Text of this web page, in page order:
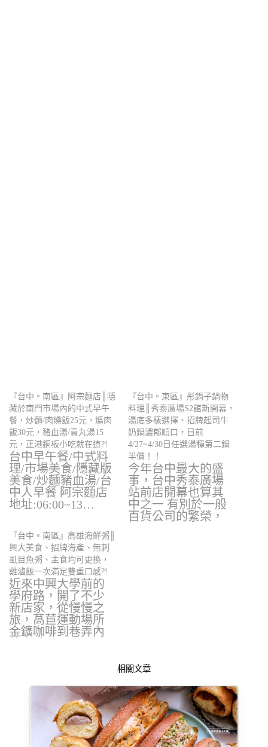
『台中。南區』阿宗麵店║隱
藏於南門市場內的中式早午
餐，炒麵/肉燥飯25元，爌肉
飯30元，豬血湯/貢丸湯15
元，正港銅板小吃就在這?!
台中早午餐/中式料
理/市場美食/隱藏版
美食/炒麵豬血湯/台
中人早餐 阿宗麵店
地址:06:00~13…
『台中。東區』彤鍋子鍋物
料理║秀泰廣場S2館新開幕，
湯底多樣選擇、招牌起司牛
奶鍋濃郁順口，目前
4/27~4/30日任選湯種第二鍋
半價！！
今年台中最大的盛
事，台中秀泰廣場
站前店開幕也算其
中之一 有別於一般
百貨公司的繁榮，
『台中。南區』高雄海鮮粥║
興大美食、招牌海產、無刺
虱目魚粥、主食均可更換，
雞滷飯一次滿足雙重口感?!
近來中興大學前的
學府路，開了不少
新店家，從慢慢之
旅，萵苣運動場所
金鑛咖啡到巷弄內
相關文章